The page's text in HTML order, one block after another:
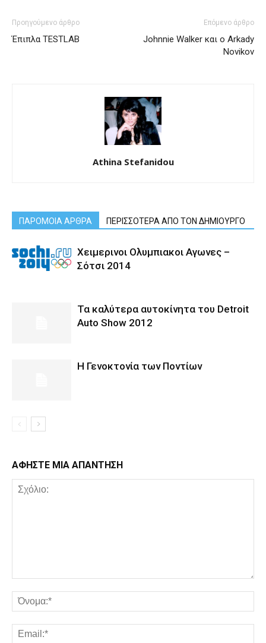
Προηγούμενο άρθρο
Έπιπλα TESTLAB
Επόμενο άρθρο
Johnnie Walker και ο Arkady
Novikov
Athina Stefanidou
ΠΑΡΟΜΟΙΑ ΑΡΘΡΑ ΠΕΡΙΣΣΟΤΕΡΑ ΑΠΟ ΤΟΝ ΔΗΜΙΟΥΡΓΟ
Χειμερινοι Ολυμπιακοι Αγωνες –
Σότσι 2014
Τα καλύτερα αυτοκίνητα του Detroit
Auto Show 2012
Η Γενοκτονία των Ποντίων
ΑΦΗΣΤΕ ΜΙΑ ΑΠΑΝΤΗΣΗ